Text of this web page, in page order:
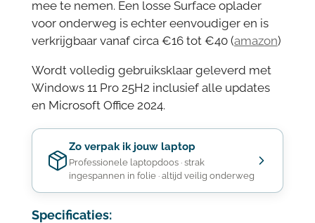
mee te nemen. Een losse Surface oplader
voor onderweg is echter eenvoudiger en is
verkrijgbaar vanaf circa €16 tot €40 (amazon)
Wordt volledig gebruiksklaar geleverd met
Windows 11 Pro 25H2 inclusief alle updates
en Microsoft Office 2024.
Zo verpak ik jouw laptop
Professionele laptopdoos · strak
ingespannen in folie · altijd veilig onderweg
Specificaties: